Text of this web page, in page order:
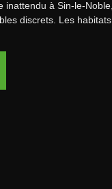
inattendu à Sin-le-
discrets. Les